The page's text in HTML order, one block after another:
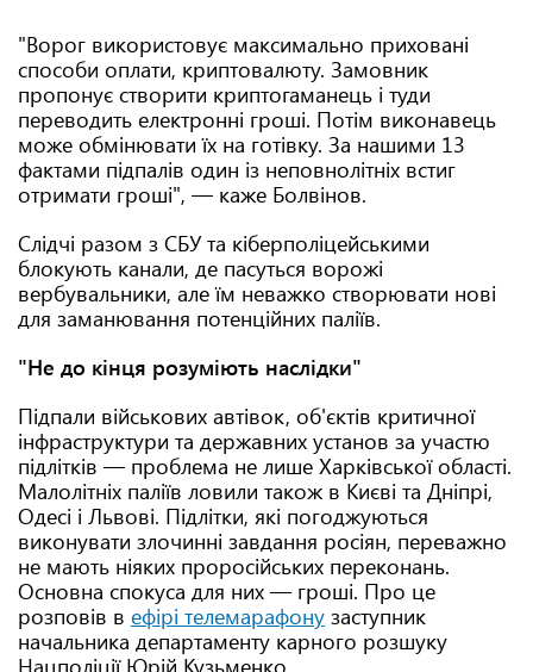
"Ворог використовує максимально приховані
способи оплати, криптовалюту. Замовник
пропонує створити криптогаманець і туди
переводить електронні гроші. Потім виконавець
може обмінювати їх на готівку. За нашими 13
фактами підпалів один із неповнолітніх встиг
отримати гроші", — каже Болвінов.
Слідчі разом з СБУ та кіберполіцейськими
блокують канали, де пасуться ворожі
вербувальники, але їм неважко створювати нові
для заманювання потенційних паліїв.
"Не до кінця розуміють наслідки"
Підпали військових автівок, об'єктів критичної
інфраструктури та державних установ за участю
підлітків — проблема не лише Харківської області.
Малолітніх паліїв ловили також в Києві та Дніпрі,
Одесі і Львові. Підлітки, які погоджуються
виконувати злочинні завдання росіян, переважно
не мають ніяких проросійських переконань.
Основна спокуса для них — гроші. Про це
розповів в ефірі телемарафону заступник
начальника департаменту карного розшуку
Нацполіції Юрій Кузьменко.